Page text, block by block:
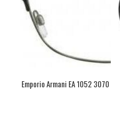
Emporio Armani EA 1052 3070